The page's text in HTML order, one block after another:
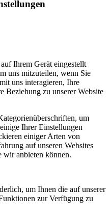
Ihrem Gerät eingestellt
uns mitzuteilen, wenn Sie
uns interagieren, Ihre
Beziehung zu unserer Website
um
Ihrer Einstellungen
einiger Arten von
auf unseren Websites
wir anbieten können.
um Ihnen die auf unserer
zur Verfügung zu